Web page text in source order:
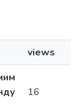
views
16